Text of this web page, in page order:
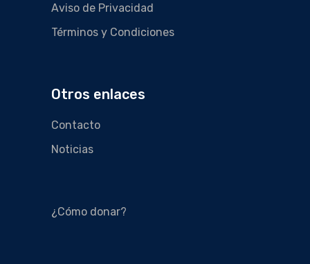
Aviso de Privacidad
Términos y Condiciones
Otros enlaces
Contacto
Noticias
¿Cómo donar?